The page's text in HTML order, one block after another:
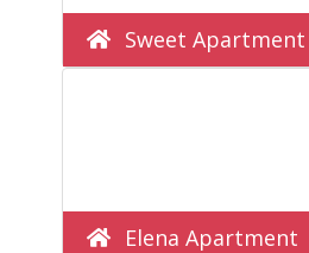
Sweet Apartment
Elena Apartment